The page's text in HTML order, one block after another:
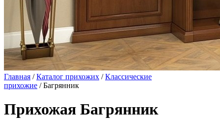
Главная /Каталог прихожих /Классические
прихожие / Багрянник
Прихожая Багрянник